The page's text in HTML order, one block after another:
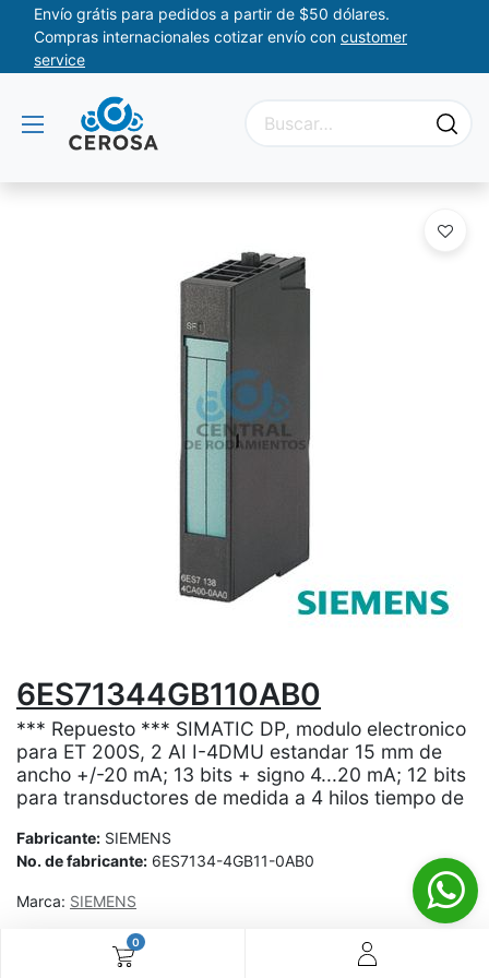
0
Envío grátis para pedidos a partir de $50 dólares.
Compras internacionales cotizar envío con customer
service
6ES71344GB110AB0
*** Repuesto *** SIMATIC DP, modulo electronico
para ET 200S, 2 AI I-4DMU estandar 15 mm de
ancho +/-20 mA; 13 bits + signo 4...20 mA; 12 bits
para transductores de medida a 4 hilos tiempo de
Fabricante: SIEMENS
No. de fabricante: 6ES7134-4GB11-0AB0
Marca: SIEMENS
¿Aún no tienes cuenta? ¡Regístrate ahora y disfruta de
precios especiales en tus compras! 🚀